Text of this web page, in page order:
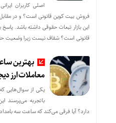
اصلی کاربران
فروش بیت کوین قانونی است؟ و در
این بازار تبعات حقوقی داشته باشد.
قانونی است؟ شفاف نیست زیرا وضعیت
بهترین
معاملات ارز
یکی از سوال‌هایی
باتجربه می‌پرسند
دارد؟ آیا فرقی می‌کند که ساعت سه